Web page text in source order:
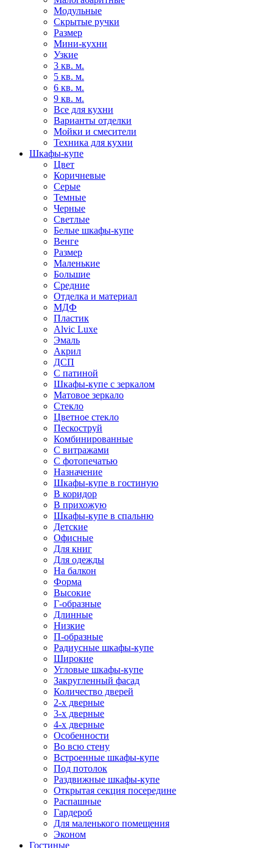
Модульные
Скрытые ручки
Размер
Мини-кухни
Узкие
3 кв. м.
5 кв. м.
6 кв. м.
9 кв. м.
Все для кухни
Варианты отделки
Мойки и смесители
Техника для кухни
Шкафы-купе
Цвет
Коричневые
Серые
Темные
Черные
Светлые
Белые шкафы-купе
Венге
Размер
Маленькие
Большие
Средние
Отделка и материал
МДФ
Пластик
Alvic Luxe
Эмаль
Акрил
ДСП
С патиной
Шкафы-купе с зеркалом
Матовое зеркало
Стекло
Цветное стекло
Пескоструй
Комбинированные
С витражами
С фотопечатью
Назначение
Шкафы-купе в гостиную
В коридор
В прихожую
Шкафы-купе в спальню
Детские
Офисные
Для книг
Для одежды
На балкон
Форма
Высокие
Г-образные
Длинные
Низкие
П-образные
Радиусные шкафы-купе
Широкие
Угловые шкафы-купе
Закругленный фасад
Количество дверей
2-х дверные
3-х дверные
4-х дверные
Особенности
Во всю стену
Встроенные шкафы-купе
Под потолок
Раздвижные шкафы-купе
Открытая секция посередине
Распашные
Гардероб
Для маленького помещения
Эконом
Гостиные